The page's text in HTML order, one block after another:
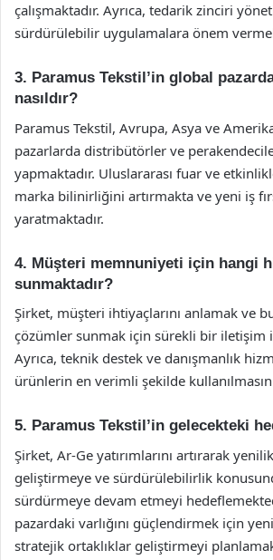
çalışmaktadır. Ayrıca, tedarik zinciri
sürdürülebilir uygulamalara önem
3. Paramus Tekstil’in global
nasıldır?
Paramus Tekstil, Avrupa, Asya ve
pazarlarda distribütörler ve
yapmaktadır. Uluslararası fuar ve
marka bilinirliğini artırmakta ve yeni iş
yaratmaktadır.
4. Müşteri memnuniyeti için hangi
sunmaktadır?
Şirket, müşteri ihtiyaçlarını anlamak ve
çözümler sunmak için sürekli bir iletişim
Ayrıca, teknik destek ve danışmanlık
ürünlerin en verimli şekilde
5. Paramus Tekstil’in gelecekteki
Şirket, Ar-Ge yatırımlarını artırarak
geliştirmeye ve sürdürülebilirlik
sürdürmeye devam etmeyi
pazardaki varlığını güçlendirmek için
stratejik ortaklıklar geliştirmeyi